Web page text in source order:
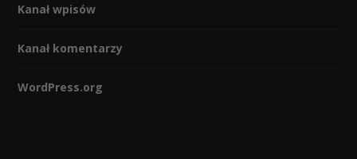
Kanał wpisów
Kanał komentarzy
WordPress.org